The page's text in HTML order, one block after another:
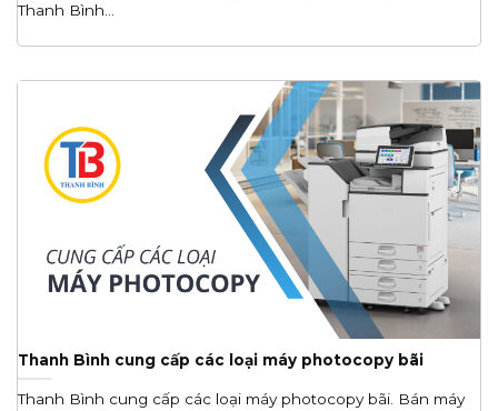
Thanh Bình...
Thanh Bình cung cấp các loại máy photocopy bãi
Thanh Bình cung cấp các loại máy photocopy bãi. Bán máy